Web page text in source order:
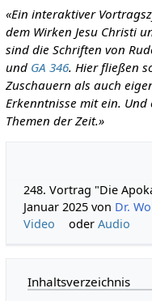
«Ein interaktiver
dem Wirken Jesu Christi
sind die Schriften von
und GA 346. Hier fließen
Zuschauern als auch
Erkenntnisse mit ein.
Themen der Zeit.»
248. Vortrag "Die
Januar 2025 von Dr.
Video
oderAudio
Inhaltsverzeichnis